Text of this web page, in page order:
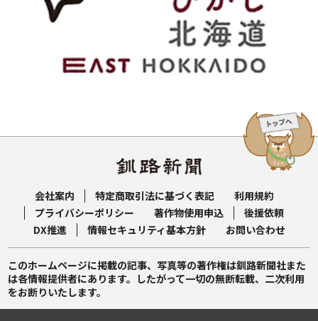
会社案内 特定商取引法に基づく表記
利用規約
プライバシーポリシー
著作物使用申込
後援依頼
DX推進
情報セキュリティ基本方針 お問い合わせ
このホームページに掲載の記事、写真等の著作権は釧路新聞社また
は各情報提供者にあります。したがって一切の無断転載、二次利用
をお断りいたします。